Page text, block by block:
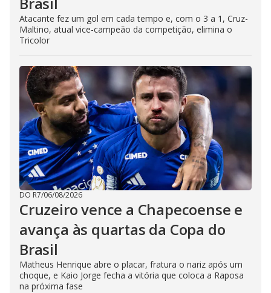
Atacante fez um gol em cada tempo e, com o 3 a 1, Cruz-
Maltino, atual vice-campeão da competição, elimina o
Tricolor
DO R7/06/08/2026
Cruzeiro vence a Chapecoense e
avança às quartas da Copa do
Brasil
Matheus Henrique abre o placar, fratura o nariz após um
choque, e Kaio Jorge fecha a vitória que coloca a Raposa
na próxima fase